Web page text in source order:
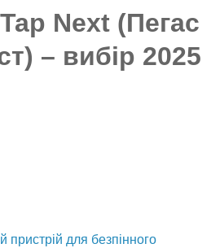
Next (Пегас
– вибір 2025
для безпінного